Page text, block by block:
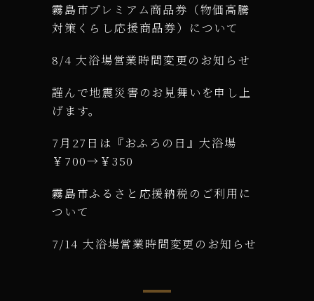
霧島市プレミアム商品券（物価高騰
対策くらし応援商品券）について
8/4 大浴場営業時間変更のお知らせ
謹んで地震災害のお見舞いを申し上
げます。
7月27日は『おふろの日』大浴場
￥700→￥350
霧島市ふるさと応援納税のご利用に
ついて
7/14 大浴場営業時間変更のお知らせ